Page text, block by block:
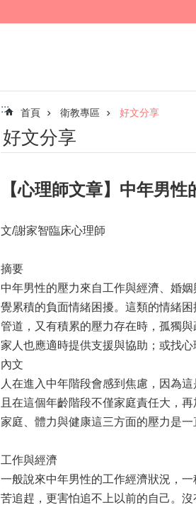
::: 首頁 衛教專區 好文分享
好文分享
【心理師文章】中年男
文/謝家智臨床心理師
摘要
中年男性的壓力來自工作與經濟、婚
覺累積的負面情緒困擾。這類的情緒
管道，又有積累的壓力存在時，孤獨
家人也應適時提供支援與協助；或找
內文
人在進入中年階段會感到焦慮，因為
且在這個年齡階段不僅家庭責任大，
家庭、體力與健康這三方面的壓力是一
工作與經濟
一般說來中年男性的工作經濟狀況，
苦追趕，更害怕追不上以前的自己。